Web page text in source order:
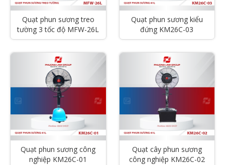
Quạt phun sương treo
tường 3 tốc độ MFW-26L
Quạt phun sương kiểu
đứng KM26C-03
Quạt phun sương công
nghiệp KM26C-01
Quạt cây phun sương
công nghiệp KM26C-02